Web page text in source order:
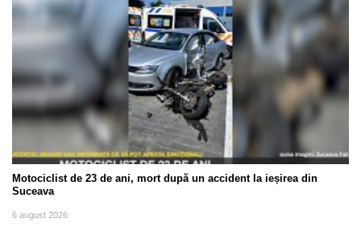
Motociclist de 23 de ani, mort după un accident la ieșirea din
Suceava
6 august 2026